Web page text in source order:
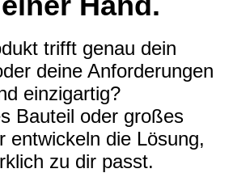
trifft genau dein
deine Anforderungen
einzigartig?
Bauteil oder großes
entwickeln die Lösung,
zu dir passt.